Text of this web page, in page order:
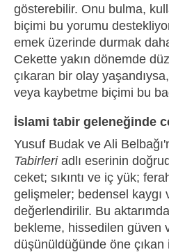
gösterebilir. Onu bulma,
biçimi bu yorumu
emek üzerinde durmak
Cekette yakın dönemde
çıkaran bir olay
veya kaybetme biçimi bu
İslami tabir geleneğinde
Yusuf Budak ve Ali
Tabirleriadlı eserinin
ceket; sıkıntı ve iç yük;
gelişmeler; bedensel kaygı
değerlendirilir. Bu
bekleme, hissedilen güven
düşünüldüğünde öne çıkan